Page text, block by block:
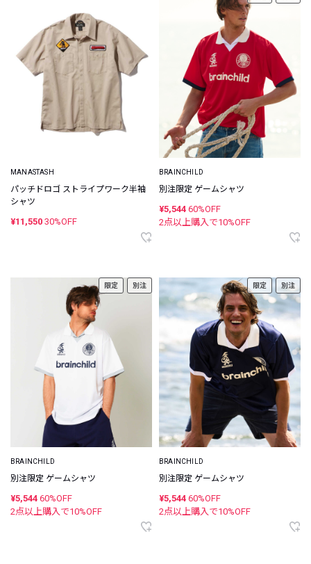
MANASTASH
パッチドロゴ ストライプワーク半袖
シャツ
¥11,550 30%OFF
BRAINCHILD
別注限定 ゲームシャツ
¥5,544 60%OFF
2点以上購入で10%OFF
限定 別注
BRAINCHILD
別注限定 ゲームシャツ
¥5,544 60%OFF
2点以上購入で10%OFF
限定 別注
BRAINCHILD
別注限定 ゲームシャツ
¥5,544 60%OFF
2点以上購入で10%OFF